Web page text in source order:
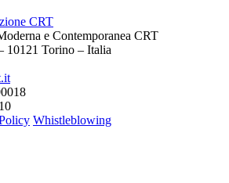
e Contemporanea CRT
10121 Torino – Italia
Whistleblowing